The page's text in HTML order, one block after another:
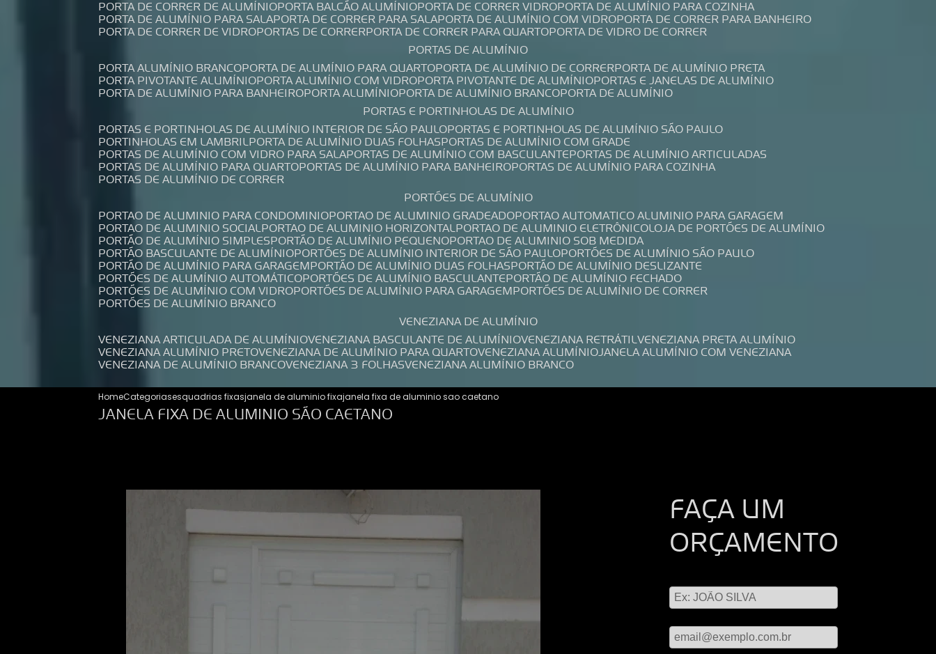
PORTA DE CORRER DE ALUMÍNIO PORTA BALCÃO ALUMÍNIO PORTA DE CORRER VIDRO PORTA DE ALUMÍNIO PARA COZINHA
PORTA DE ALUMÍNIO PARA SALA PORTA DE CORRER PARA SALA PORTA DE ALUMÍNIO COM VIDRO PORTA DE CORRER PARA BANHEIRO
PORTA DE CORRER DE VIDRO PORTAS DE CORRER PORTA DE CORRER PARA QUARTO PORTA DE VIDRO DE CORRER
PORTAS DE ALUMÍNIO
PORTA ALUMÍNIO BRANCO PORTA DE ALUMÍNIO PARA QUARTO PORTA DE ALUMÍNIO DE CORRER PORTA DE ALUMÍNIO PRETA
PORTA PIVOTANTE ALUMÍNIO PORTA ALUMÍNIO COM VIDRO PORTA PIVOTANTE DE ALUMÍNIO PORTAS E JANELAS DE ALUMÍNIO
PORTA DE ALUMÍNIO PARA BANHEIRO PORTA ALUMÍNIO PORTA DE ALUMÍNIO BRANCO PORTA DE ALUMÍNIO
PORTAS E PORTINHOLAS DE ALUMÍNIO
PORTAS E PORTINHOLAS DE ALUMÍNIO INTERIOR DE SÃO PAULO PORTAS E PORTINHOLAS DE ALUMÍNIO SÃO PAULO
PORTINHOLAS EM LAMBRIL PORTA DE ALUMÍNIO DUAS FOLHAS PORTAS DE ALUMÍNIO COM GRADE
PORTAS DE ALUMÍNIO COM VIDRO PARA SALA PORTAS DE ALUMÍNIO COM BASCULANTE PORTAS DE ALUMÍNIO ARTICULADAS
PORTAS DE ALUMÍNIO PARA QUARTO PORTAS DE ALUMÍNIO PARA BANHEIRO PORTAS DE ALUMÍNIO PARA COZINHA
PORTAS DE ALUMÍNIO DE CORRER
PORTÕES DE ALUMÍNIO
PORTAO DE ALUMINIO PARA CONDOMINIO PORTAO DE ALUMINIO GRADEADO PORTAO AUTOMATICO ALUMINIO PARA GARAGEM
PORTAO DE ALUMINIO SOCIAL PORTAO DE ALUMINIO HORIZONTAL PORTAO DE ALUMINIO ELETRÔNICO LOJA DE PORTÕES DE ALUMÍNIO
PORTÃO DE ALUMÍNIO SIMPLES PORTÃO DE ALUMÍNIO PEQUENO PORTAO DE ALUMINIO SOB MEDIDA
PORTÃO BASCULANTE DE ALUMÍNIO PORTÕES DE ALUMÍNIO INTERIOR DE SÃO PAULO PORTÕES DE ALUMÍNIO SÃO PAULO
PORTÃO DE ALUMÍNIO PARA GARAGEM PORTÃO DE ALUMÍNIO DUAS FOLHAS PORTÃO DE ALUMÍNIO DESLIZANTE
PORTÕES DE ALUMÍNIO AUTOMÁTICO PORTÕES DE ALUMÍNIO BASCULANTE PORTÃO DE ALUMÍNIO FECHADO
PORTÕES DE ALUMÍNIO COM VIDRO PORTÕES DE ALUMÍNIO PARA GARAGEM PORTÕES DE ALUMÍNIO DE CORRER
PORTÕES DE ALUMÍNIO BRANCO
VENEZIANA DE ALUMÍNIO
VENEZIANA ARTICULADA DE ALUMÍNIO VENEZIANA BASCULANTE DE ALUMÍNIO VENEZIANA RETRÁTIL VENEZIANA PRETA ALUMÍNIO
VENEZIANA ALUMÍNIO PRETO VENEZIANA DE ALUMÍNIO PARA QUARTO VENEZIANA ALUMÍNIO JANELA ALUMÍNIO COM VENEZIANA
VENEZIANA DE ALUMÍNIO BRANCO VENEZIANA 3 FOLHAS VENEZIANA ALUMÍNIO BRANCO
HomeCategoriasesquadrias fixasjanela de aluminio fixajanela fixa de aluminio sao caetano
JANELA FIXA DE ALUMINIO SÃO CAETANO
FAÇA UM
ORÇAMENTO